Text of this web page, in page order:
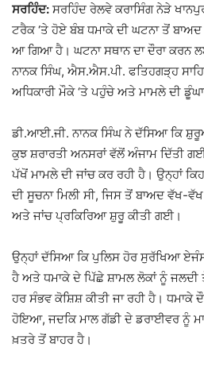
ਸਰਹਿੰਦ: ਸਰਹਿੰਦ ਰੇਲਵੇ ਕਰਾਸਿੰਗ ਨੇੜੇ
ਟਰੈਕ ‘ਤੇ ਹੋਏ ਬੰਬ ਧਮਾਕੇ ਦੀ ਘਟਨਾ ਤੋਂ
ਆ ਗਿਆ ਹੈ। ਘਟਨਾ ਸਥਾਨ ਦਾ ਦੌਰਾ ਕਰਨ
ਨਾਨਕ ਸਿੰਘ, ਐਸ.ਐਸ.ਪੀ. ਫਤਿਹਗੜ੍ਹ
ਅਧਿਕਾਰੀ ਮੌਕੇ ‘ਤੇ ਪਹੁੰਚੇ ਅਤੇ ਮਾਮਲੇ ਦੀ
ਡੀ.ਆਈ.ਜੀ. ਨਾਨਕ ਸਿੰਘ ਨੇ ਦੱਸਿਆ ਕਿ
ਕੁਝ ਸ਼ਰਾਰਤੀ ਅਨਸਰਾਂ ਵੱਲੋਂ ਅੰਜਾਮ ਦਿੱਤੀ
ਪੱਖੋਂ ਮਾਮਲੇ ਦੀ ਜਾਂਚ ਕਰ ਰਹੀ ਹੈ। ਉਨ੍ਹਾਂ
ਦੀ ਸੂਚਨਾ ਮਿਲੀ ਸੀ, ਜਿਸ ਤੋਂ ਬਾਅਦ ਵੱਖ-
ਅਤੇ ਜਾਂਚ ਪ੍ਰਕਿਰਿਆ ਸ਼ੁਰੂ ਕੀਤੀ ਗਈ।
ਉਨ੍ਹਾਂ ਦੱਸਿਆ ਕਿ ਪੁਲਿਸ ਹੋਰ ਸੁਰੱਖਿਆ
ਹੈ ਅਤੇ ਧਮਾਕੇ ਦੇ ਪਿੱਛੇ ਸ਼ਾਮਲ ਲੋਕਾਂ ਨੂੰ
ਹਰ ਸੰਭਵ ਕੋਸ਼ਿਸ਼ ਕੀਤੀ ਜਾ ਰਹੀ ਹੈ। ਧਮਾਕੇ
ਹੋਇਆ, ਜਦਕਿ ਮਾਲ ਗੱਡੀ ਦੇ ਡਰਾਈਵਰ ਨੂੰ
ਖ਼ਤਰੇ ਤੋਂ ਬਾਹਰ ਹੈ।